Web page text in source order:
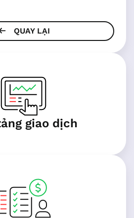
QUAY LẠI
giao dịch